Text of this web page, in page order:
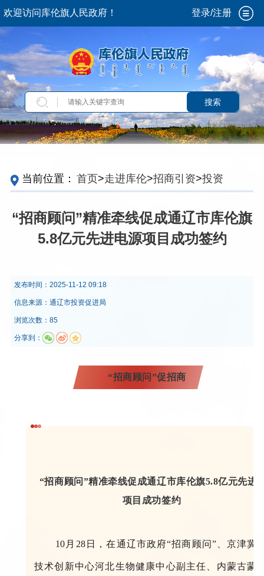
欢迎访问库伦旗人民政府！ 登录/注册
搜索
当前位置： 首页>走进库伦>招商引资>投资信
息
“招商顾问”精准牵线促成通辽市库伦旗
5.8亿元先进电源项目成功签约
发布时间： 2025-11-12 09:18
信息来源： 通辽市投资促进局
浏览次数：85
分享到：
“招商顾问”促招商
“招商顾问”精准牵线促成通辽市库伦旗5.8亿元先进
项目成功签约
10月28日，在通辽市政府“招商顾问” 、京津冀
技术创新中心河北生物健康中心副主任、内蒙古蒙